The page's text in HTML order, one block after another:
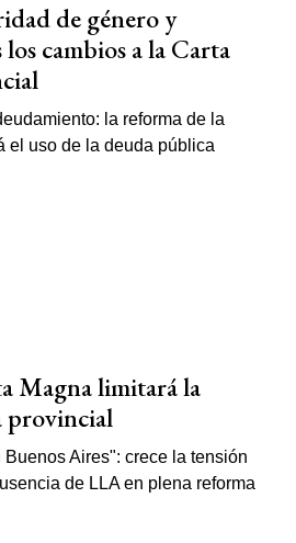
de género y
cambios a la Carta
Magna limitará la
provincial